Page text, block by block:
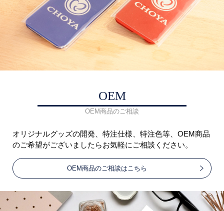
OEM
OEM商品のご相談
オリジナルグッズの開発、特注仕様、特注色等、OEM商品
のご希望がございましたらお気軽にご相談ください。
OEM商品のご相談はこちら